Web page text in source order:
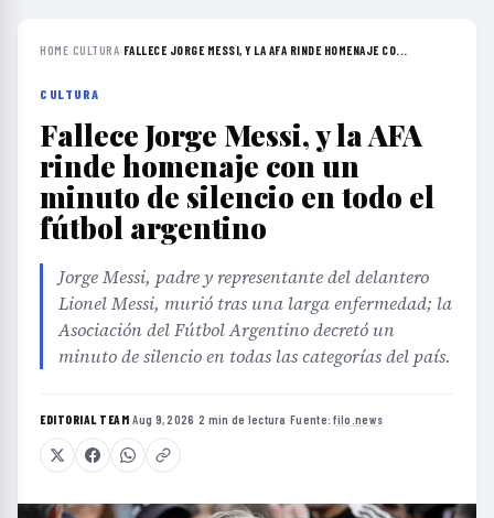
HOME›CULTURA› FALLECE JORGE MESSI, Y LA AFA RINDE HOMENAJE CO...
CULTURA
Fallece Jorge Messi, y la AFA
rinde homenaje con un
minuto de silencio en todo el
fútbol argentino
Jorge Messi, padre y representante del delantero
Lionel Messi, murió tras una larga enfermedad; la
Asociación del Fútbol Argentino decretó un
minuto de silencio en todas las categorías del país.
EDITORIAL TEAM·Aug 9, 2026 ·2 min de lectura ·Fuente:filo.news